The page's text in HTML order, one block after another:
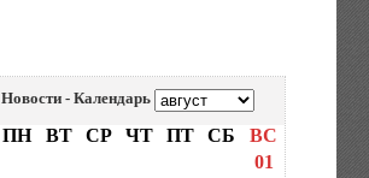
Новости - Календарь
ПН ВТ СР ЧТ ПТ СБ
ВС
01